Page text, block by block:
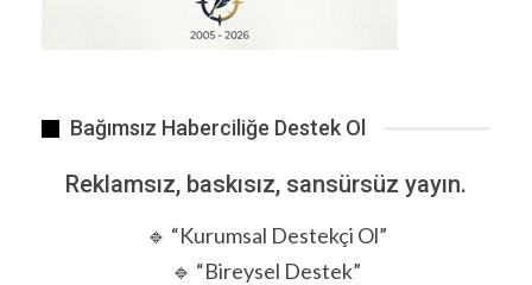
Bağımsız Haberciliğe Destek Ol
Reklamsız, baskısız, sansürsüz yayın.
🔹 “Kurumsal Destekçi Ol”
🔹 “Bireysel Destek”